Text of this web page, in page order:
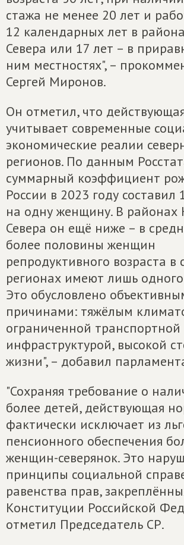
стажа не менее 20 лет и
12 календарных лет в
Севера или 17 лет – в
ним местностях", –
Сергей Миронов.
Он отметил, что
учитывает современные
экономические реалии
регионов. По данным
суммарный коэффициент
России в 2023 году составил
на одну женщину. В районах
Севера он ещё ниже – в
более половины женщин
репродуктивного возраста в
регионах имеют лишь
Это обусловлено
причинами: тяжёлым
ограниченной транспортной
инфраструктурой, высокой
жизни", – добавил
"Сохраняя требование о
более детей, действующая
фактически исключает из
пенсионного обеспечения
женщин-северянок. Это
принципы социальной
равенства прав,
Конституции Российской
отметил Председатель СР.